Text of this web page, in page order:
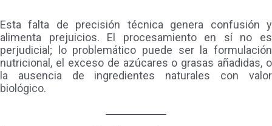
Esta falta de precisión técnica genera confusión y
alimenta prejuicios. El procesamiento en sí no es
perjudicial; lo problemático puede ser la formulación
nutricional, el exceso de azúcares o grasas añadidas, o
la ausencia de ingredientes naturales con valor
biológico.